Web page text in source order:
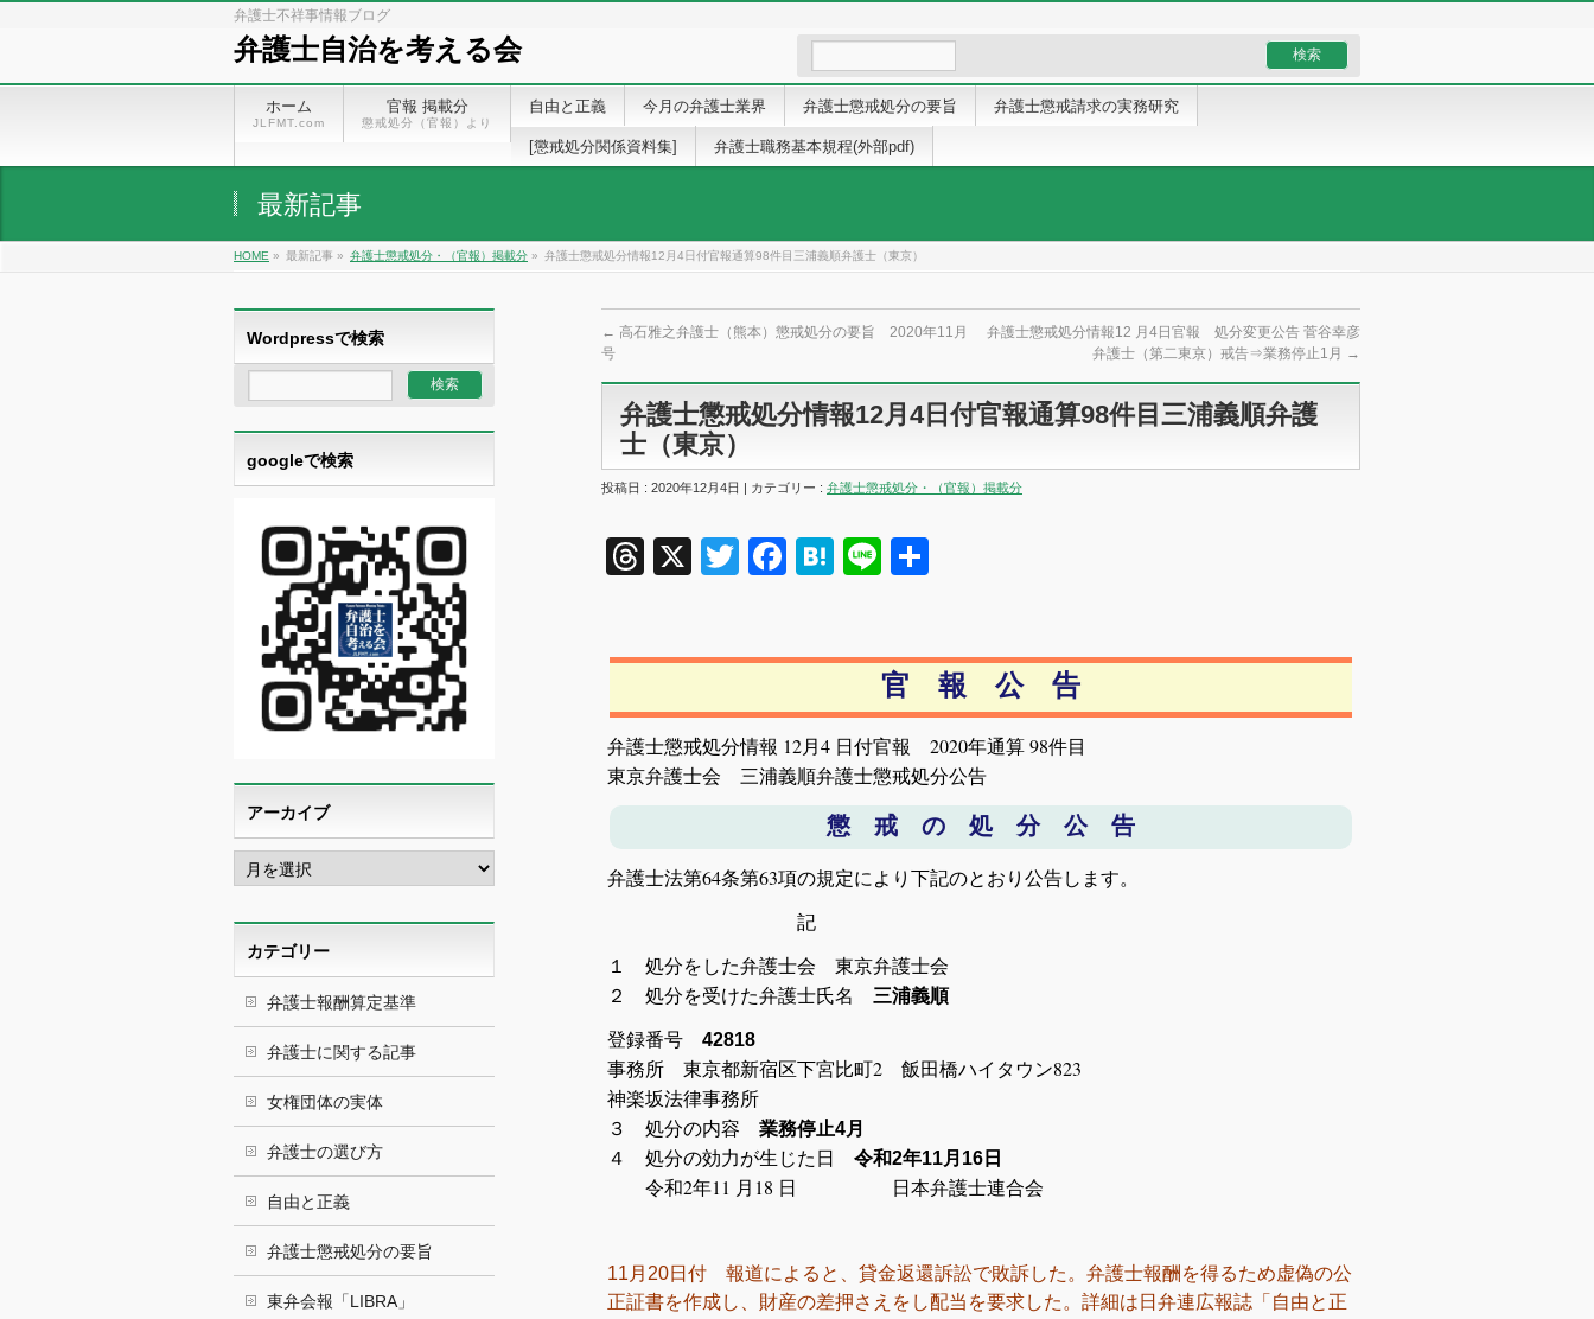
弁護士不祥事情報ブログ
弁護士自治を考える会
ホーム
JLFMT.com
官報 掲載分
懲戒処分（官報）より
自由と正義 今月の弁護士業界 弁護士懲戒処分の要旨 弁護士懲戒請求の実務研究
[懲戒処分関係資料集] 弁護士職務基本規程(外部pdf)
最新記事
HOME » 最新記事 » 弁護士懲戒処分・（官報）掲載分 » 弁護士懲戒処分情報12月4日付官報通算98件目三浦義順弁護士（東京）
← 高石雅之弁護士（熊本）懲戒処分の要旨 2020年11月
号
弁護士懲戒処分情報12 月4日官報 処分変更公告 菅谷幸彦
弁護士（第二東京）戒告⇒業務停止1月 →
弁護士懲戒処分情報12月4日付官報通算98件目三浦義順弁護
士（東京）
投稿日 : 2020年12月4日 | カテゴリー : 弁護士懲戒処分・（官報）掲載分
Threads
X TwitterFacebook
Hatena
Line
官 報 公 告
弁護士懲戒処分情報 12月4 日付官報 2020年通算 98件目
東京弁護士会 三浦義順弁護士懲戒処分公告
懲 戒 の 処 分 公 告
弁護士法第64条第63項の規定により下記のとおり公告します。
記
１ 処分をした弁護士会 東京弁護士会
２ 処分を受けた弁護士氏名
三浦義順
登録番号 42818
事務所 東京都新宿区下宮比町2 飯田橋ハイタウン823
神楽坂法律事務所
３ 処分の内容 業務停止4月
４ 処分の効力が生じた日 令和2年11月16日
令和2年11 月18 日 日本弁護士連合会
11月20日付 報道によると、貸金返還訴訟で敗訴した。弁護士報酬を得るため虚偽の公
正証書を作成し、財産の差押さえをし配当を要求した。詳細は 日弁連広報誌「自由と正
Wordpressで検索
googleで検索
アーカイブ
ア
ー
イ
ブカテゴリー
弁護士報酬算定基準
弁護士に関する記事
女権団体の実体
弁護士の選び方
自由と正義
弁護士懲戒処分の要旨
東弁会報「LIBRA」